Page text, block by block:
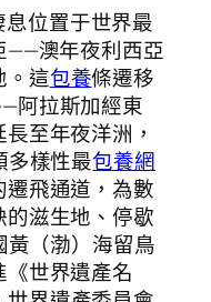
位置于世界最
——澳年夜利西亞
。這包養條遷移
阿拉斯加經東
至年夜洋洲，
多樣性最包養網
飛通道，為數
滋生地、停歇
黃（渤）海留鳥
世界遺產名